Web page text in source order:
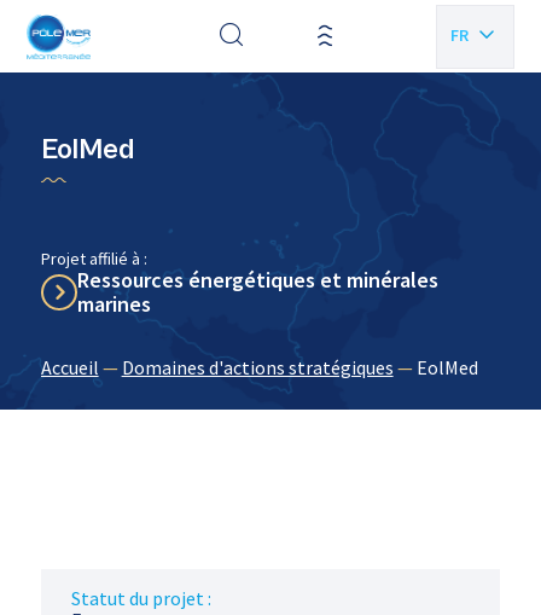
FR
EolMed
Projet affilié à :
Ressources énergétiques et minérales
marines
Accueil — Domaines d'actions stratégiques — EolMed
Statut du projet :
Panneau de gestion des cookies